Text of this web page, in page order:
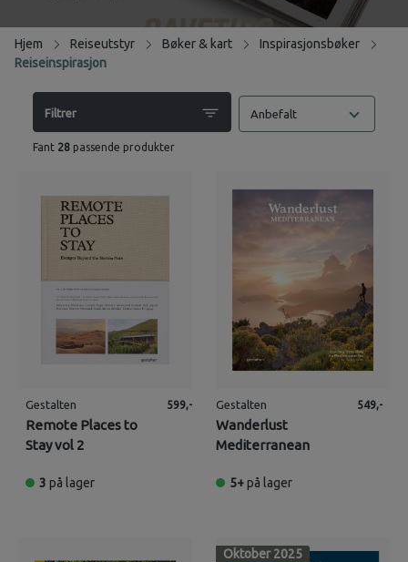
Hjem Reiseutstyr Bøker & kart
Inspirasjonsbøker
Reiseinspirasjon
Filtrer Anbefalt
Fant 28 passende produkter
Gestalten
Remote Places to
Stay vol 2
599,-
3 på lager
Gestalten
Wanderlust
Mediterranean
549,-
5+på lager
Oktober 2025